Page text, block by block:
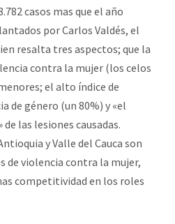
casos mas que el año
por Carlos Valdés, el
resalta tres aspectos; que la
contra la mujer (los celos
el alto índice de
de género (un 80%) y «el
las lesiones causadas.
y Valle del Cauca son
de violencia contra la mujer,
competitividad en los roles